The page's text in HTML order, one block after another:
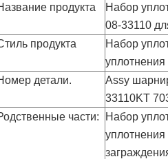
продукта
Набор
08-33110
продукта
Набор
уплотнения
детали.
Assy
33110KT
части:
Набор